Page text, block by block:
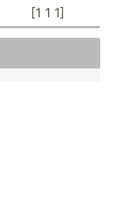
[1 1 1]